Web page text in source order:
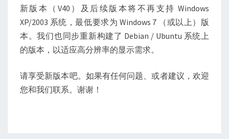
新版本（V40）及后续版本将不再支持 Windows
XP/2003 系统，最低要求为 Windows 7 （或以上）版
本。我们也同步重新构建了 Debian / Ubuntu 系统上
的版本，以适应高分辨率的显示需求。
请享受新版本吧。如果有任何问题、或者建议，欢迎
您和我们联系。谢谢！